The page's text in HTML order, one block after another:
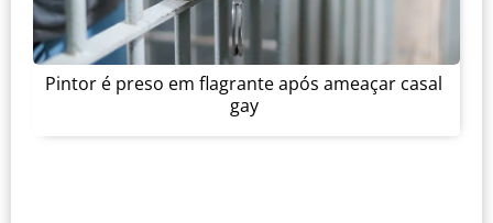
Pintor é preso em flagrante após ameaçar casal
gay